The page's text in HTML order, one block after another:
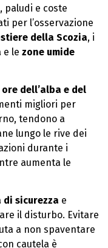
paludi e coste
per l’osservazione
della Scozia, i
e le zone umide
ore dell’alba e del
migliori per
tendono a
lungo le rive dei
durante i
aumenta le
sicurezza e
il disturbo. Evitare
a non spaventare
cautela è